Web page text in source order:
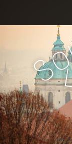
e
n
u
i
c
n
t
e
n
t
S